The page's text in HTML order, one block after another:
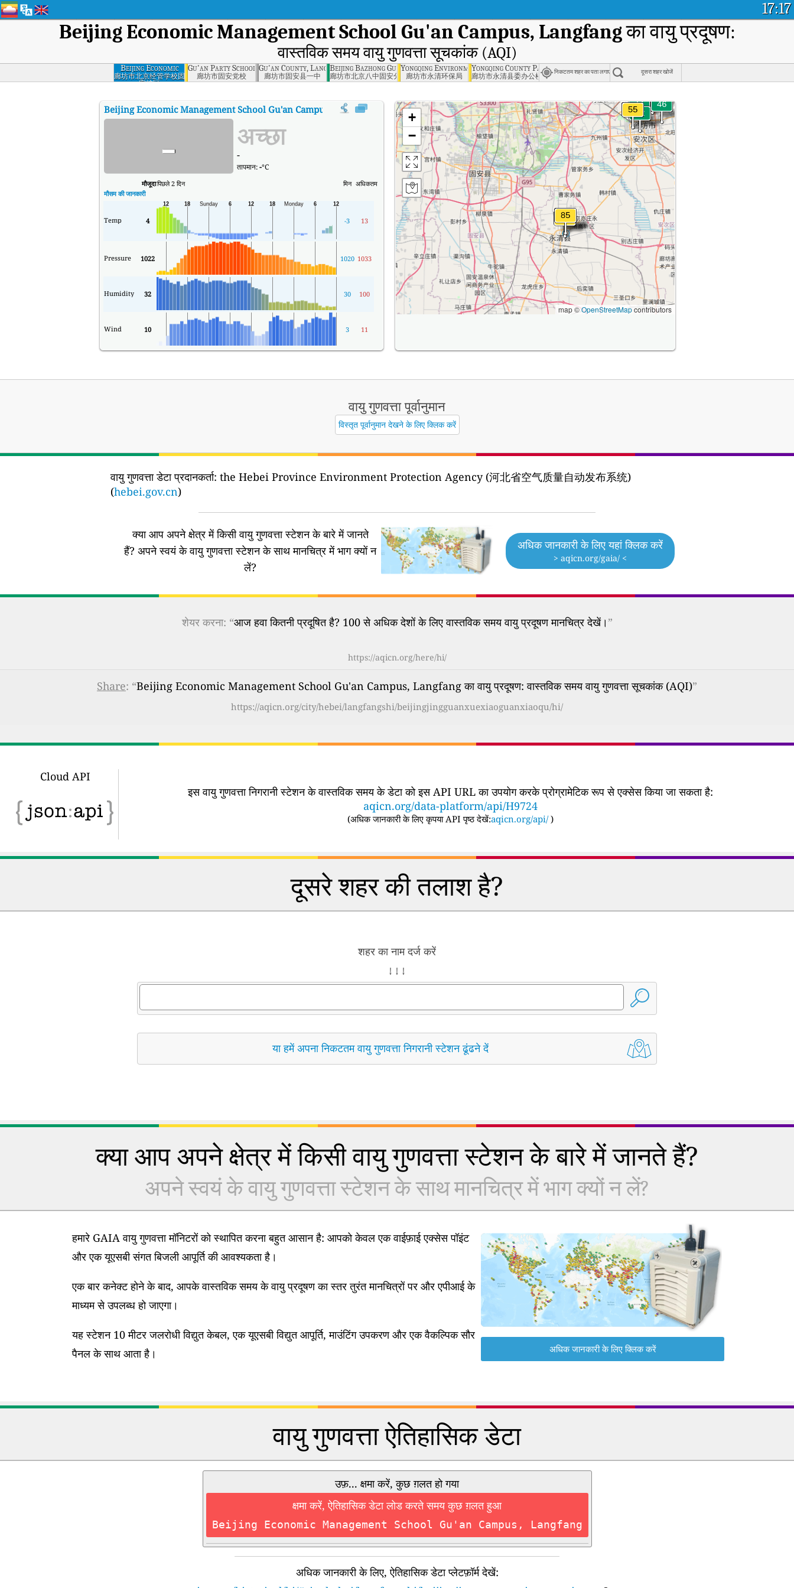
17:17
Beijing Economic Management School Gu'an Campus, Langfangका वायु प्रदूषण:
वास्तविक समय वायु गुणवत्ता सूचकांक (AQI)
Beijing Economic
Management
School Gu'an
廊坊市北京经管学校固
安校区
Gu'an Party School, Langfang
廊坊市固安党校
Gu'an County, Langfang
廊坊市固安县一中
Beijing Bazhong Gu'an Branch, Langfang
廊坊市北京八中固安分校
Yongqing Environmental Protection Bureau, Langfang
廊坊市永清环保局
Yongqing County Party Committee Office Building, Langfang
廊坊市永清县委办公楼 निकटतम शहर का पता लगाएं दूसरा शहर खोजें
Beijing Economic Management School Gu'an Campus, Langfang का AQI:Beijing Economic Management School Gu'an Campus, Langfang का वास्तविक समय वायु गुणवत्ता सूचकांक (AQI)।
- अच्छा
-
तापमान:-°C
मौजूदापिछले 2 दिन मिन अधिकतम
मौसम की जानकारी
Temp 4 -3 13
Pressure 1022 1020 1033
Humidity 32 30 100
Wind 10 3 11
+
−
map ©OpenStreetMapcontributors
वायु गुणवत्ता पूर्वानुमान
विस्तृत पूर्वानुमान देखने के लिए क्लिक करें
वायु गुणवत्ता डेटा प्रदानकर्ता: the Hebei Province Environment Protection Agency (河北省空气质量自动发布系统)
(hebei.gov.cn)
क्या आप अपने क्षेत्र में किसी वायु गुणवत्ता स्टेशन के बारे में जानते
हैं? अपने स्वयं के वायु गुणवत्ता स्टेशन के साथ मानचित्र में भाग क्यों न
लें?
अधिक जानकारी के लिए यहां क्लिक करें
> aqicn.org/gaia/ <
शेयर करना: “आज हवा कितनी प्रदूषित है? 100 से अधिक देशों के लिए वास्तविक समय वायु प्रदूषण मानचित्र देखें।”
https://aqicn.org/here/hi/
Share: “Beijing Economic Management School Gu'an Campus, Langfang का वायु प्रदूषण: वास्तविक समय वायु गुणवत्ता सूचकांक (AQI)”
https://aqicn.org/city/hebei/langfangshi/beijingjingguanxuexiaoguanxiaoqu/hi/
Cloud API
इस वायु गुणवत्ता निगरानी स्टेशन के वास्तविक समय के डेटा को इस API URL का उपयोग करके प्रोग्रामेटिक रूप से एक्सेस किया जा सकता है:
aqicn.org/data-platform/api/H9724
(अधिक जानकारी के लिए कृपया API पृष्ठ देखें:aqicn.org/api/ )
दूसरे शहर की तलाश है?
शहर का नाम दर्ज करें
↓ ↓ ↓
या हमें अपना निकटतम वायु गुणवत्ता निगरानी स्टेशन ढूंढने दें
क्या आप अपने क्षेत्र में किसी वायु गुणवत्ता स्टेशन के बारे में जानते हैं?
अपने स्वयं के वायु गुणवत्ता स्टेशन के साथ मानचित्र में भाग क्यों न लें?
हमारे GAIA वायु गुणवत्ता मॉनिटरों को स्थापित करना बहुत आसान है: आपको केवल एक वाईफ़ाई एक्सेस पॉइंट
और एक यूएसबी संगत बिजली आपूर्ति की आवश्यकता है।
एक बार कनेक्ट होने के बाद, आपके वास्तविक समय के वायु प्रदूषण का स्तर तुरंत मानचित्रों पर और एपीआई के
माध्यम से उपलब्ध हो जाएगा।
यह स्टेशन 10 मीटर जलरोधी विद्युत केबल, एक यूएसबी विद्युत आपूर्ति, माउंटिंग उपकरण और एक वैकल्पिक सौर
पैनल के साथ आता है।
अधिक जानकारी के लिए क्लिक करें
वायु गुणवत्ता ऐतिहासिक डेटा
उफ़... क्षमा करें, कुछ ग़लत हो गया
क्षमा करें, ऐतिहासिक डेटा लोड करते समय कुछ ग़लत हुआ
Beijing Economic Management School Gu'an Campus, Langfang
अधिक जानकारी के लिए, ऐतिहासिक डेटा प्लेटफ़ॉर्म देखें: